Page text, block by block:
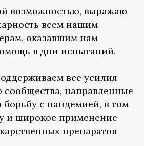
возможностью, выражаю
всем нашим
оказавшим нам
в дни испытаний.
все усилия
направленные
с пандемией, в том
и широкое применение
препаратов